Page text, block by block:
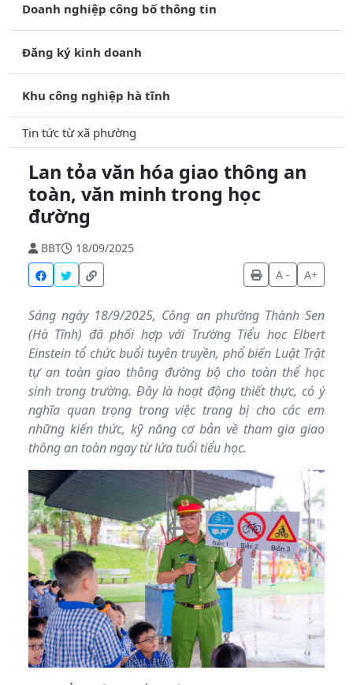
Doanh nghiệp công bố thông tin
Đăng ký kinh doanh
Khu công nghiệp hà tĩnh
Tin tức từ xã phường
Lan tỏa văn hóa giao thông an
toàn, văn minh trong học
đường
BBT
18/09/2025
A -
A+
Sáng ngày 18/9/2025, Công an phường Thành Sen
(Hà Tĩnh) đã phối hợp với Trường Tiểu học Elbert
Einstein tổ chức buổi tuyên truyền, phổ biến Luật Trật
tự an toàn giao thông đường bộ cho toàn thể học
sinh trong trường. Đây là hoạt động thiết thực, có ý
nghĩa quan trọng trong việc trang bị cho các em
những kiến thức, kỹ năng cơ bản về tham gia giao
thông an toàn ngay từ lứa tuổi tiểu học.